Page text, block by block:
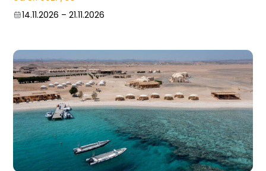
14.11.2026 – 21.11.2026